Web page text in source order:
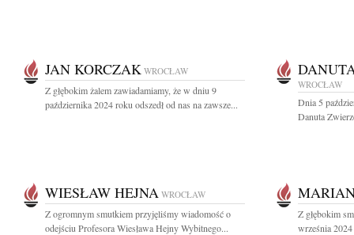
JAN KORCZAK WROCŁAW
Z głębokim żalem zawiadamiamy, że w dniu 9
października 2024 roku odszedł od nas na zawsze...
WROCŁAW
Dnia 5
Danuta
WIESŁAW HEJNA WROCŁAW
Z ogromnym smutkiem przyjęliśmy wiadomość o
odejściu Profesora Wiesława Hejny Wybitnego...
Z głębokim
września